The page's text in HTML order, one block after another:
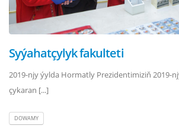
Syýahatçylyk fakulteti
2019-njy ýylda Hormatly Prezidentimiziň 2019-
çykaran [...]
DOWAMY